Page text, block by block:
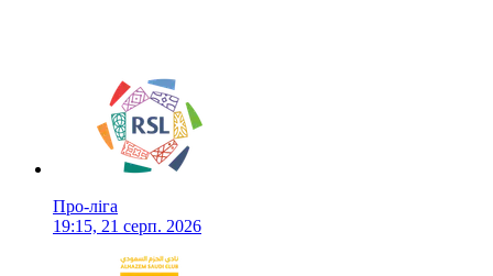
Про-ліга
19:15, 21 серп. 2026